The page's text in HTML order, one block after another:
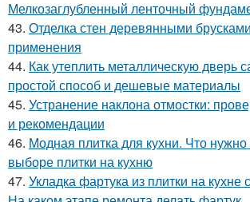
Мелкозаглубленный ленточный
43. Отделка стен деревянными
применения
44. Как утеплить металлическую дверь
простой способ и дешевые материалы
45. Устранение наклона отмостки:
и рекомендации
46. Модная плитка для кухни. Что нужно
выборе плитки на кухню
47. Укладка фартука из плитки на кухне